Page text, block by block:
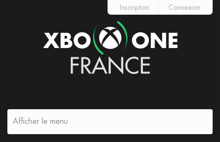
Inscription Connexion
Afficher le menu